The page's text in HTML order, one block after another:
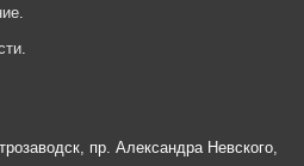
.
.
пр. Александра Невского,